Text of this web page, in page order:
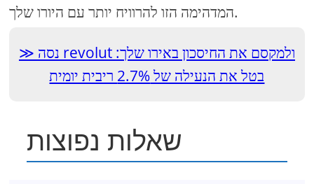
המדהימה הזו להרוויח יותר עם היורו שלך.
נסה revolut ולמקסם את החיסכון באירו שלך:
בטל את הנעילה של 2.7% ריבית יומית
שאלות נפוצות